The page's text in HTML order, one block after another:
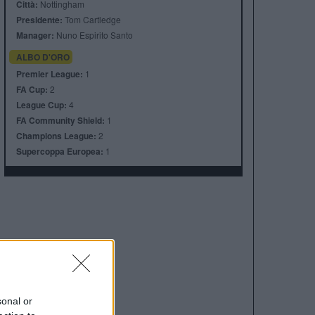
or
Città: Nottingham
Presidente: Tom Cartledge
Manager: Nuno Espirito Santo
ALBO D'ORO
Premier League: 1
FA Cup: 2
League Cup: 4
FA Community Shield: 1
Champions League: 2
Supercoppa Europea: 1